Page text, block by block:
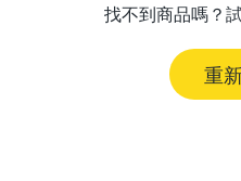
找不到商品嗎？
重